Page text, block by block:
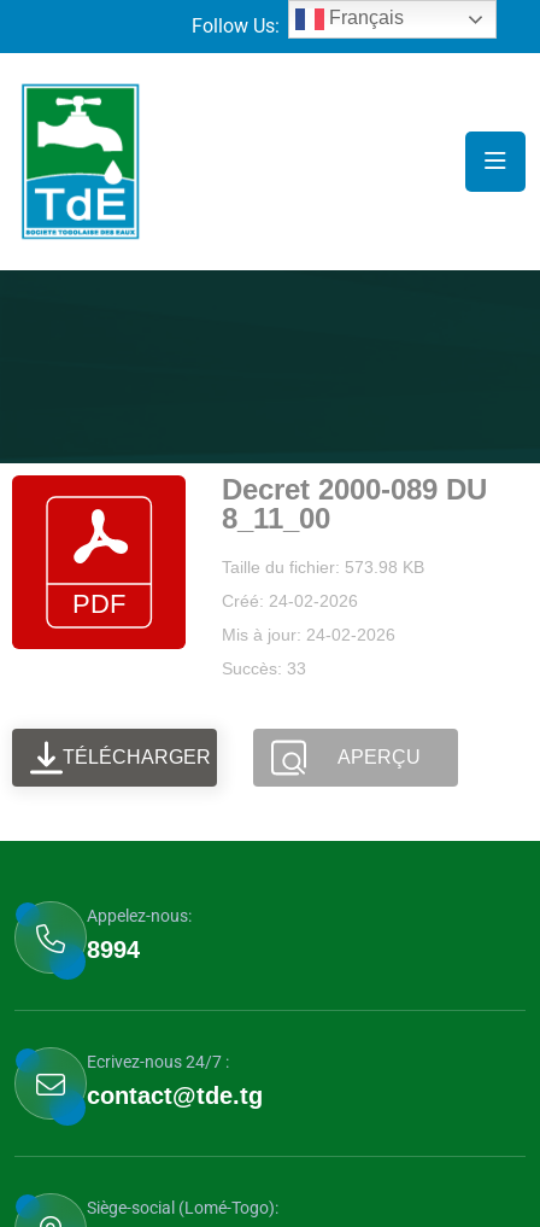
Follow Us:
Decret 2000-089 DU
8_11_00
Taille du fichier: 573.98 KB
Créé: 24-02-2026
Mis à jour: 24-02-2026
Succès: 33
TÉLÉCHARGER APERÇU
Appelez-nous:
8994
Ecrivez-nous 24/7 :
contact@tde.tg
Siège-social (Lomé-Togo):
Français